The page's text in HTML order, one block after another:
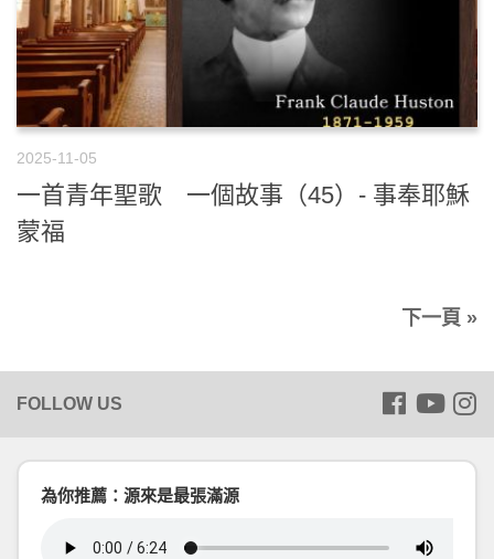
2025-11-05
一首青年聖歌 一個故事（45）- 事奉耶穌
蒙福
下一頁 »
為你推薦：源來是最張滿源